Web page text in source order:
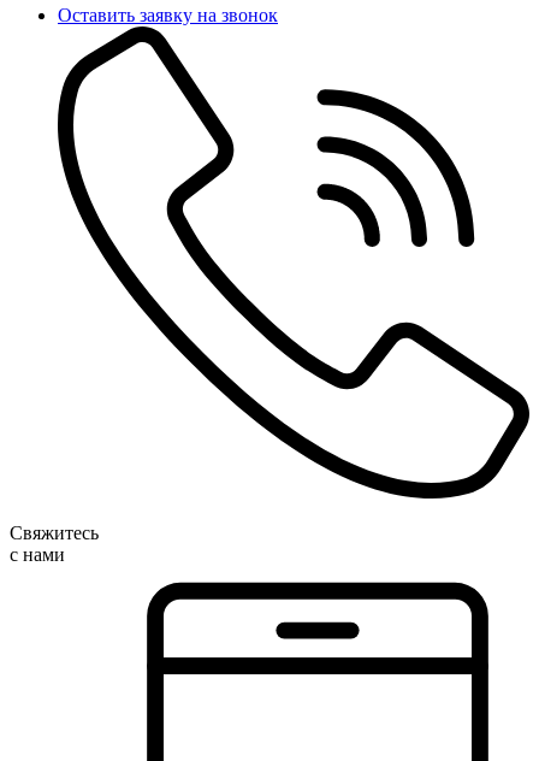
Оставить заявку на звонок
Свяжитесь
с нами